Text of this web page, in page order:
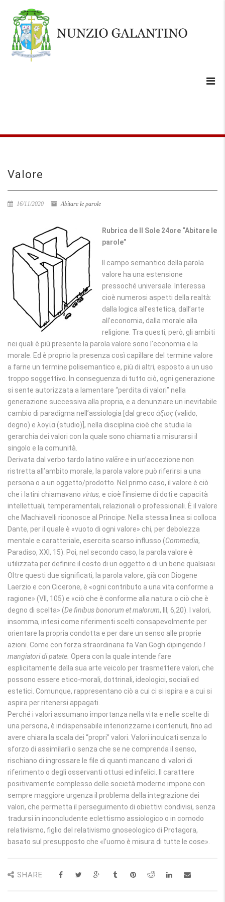
Valore
16/11/2020 Abitare le parole
Rubrica de Il Sole 24ore “Abitare le
parole”
Il campo semantico della parola
valore ha una estensione
pressoché universale. Interessa
cioè numerosi aspetti della realtà:
dalla logica all’estetica, dall’arte
all’economia, dalla morale alla
religione. Tra questi, però, gli ambiti
nei quali è più presente la parola valore sono l’economia e la
morale. Ed è proprio la presenza così capillare del termine valore
a farne un termine polisemantico e, più di altri, esposto a un uso
troppo soggettivo. In conseguenza di tutto ciò, ogni generazione
si sente autorizzata a lamentare “perdita di valori” nella
generazione successiva alla propria, e a denunziare un inevitabile
cambio di paradigma nell’assiologia [dal greco άξιος (valido,
degno) e λογία (studio)], nella disciplina cioè che studia la
gerarchia dei valori con la quale sono chiamati a misurarsi il
singolo e la comunità.
Derivata dal verbo tardo latino valēre e in un’accezione non
ristretta all’ambito morale, la parola valore può riferirsi a una
persona o a un oggetto/prodotto. Nel primo caso, il valore è ciò
che i latini chiamavano virtus, e cioè l’insieme di doti e capacità
intellettuali, temperamentali, relazionali o professionali. È il valore
che Machiavelli riconosce al Principe. Nella stessa linea si colloca
Dante, per il quale è «vuoto di ogni valore» chi, per debolezza
mentale e caratteriale, esercita scarso influsso (Commedia,
Paradiso, XXI, 15). Poi, nel secondo caso, la parola valore è
utilizzata per definire il costo di un oggetto o di un bene qualsiasi.
Oltre questi due significati, la parola valore, già con Diogene
Laerzio e con Cicerone, è «ogni contributo a una vita conforme a
ragione» (VII, 105) e «ciò che è conforme alla natura o ciò che è
degno di scelta» (De finibus bonorum et malorum, III, 6,20). I valori,
insomma, intesi come riferimenti scelti consapevolmente per
orientare la propria condotta e per dare un senso alle proprie
azioni. Come con forza straordinaria fa Van Gogh dipingendo I
mangiatori di patate. Opera con la quale intende fare
esplicitamente della sua arte veicolo per trasmettere valori, che
possono essere etico-morali, dottrinali, ideologici, sociali ed
estetici. Comunque, rappresentano ciò a cui ci si ispira e a cui si
aspira per ritenersi appagati.
Perché i valori assumano importanza nella vita e nelle scelte di
una persona, è indispensabile interiorizzarne i contenuti, fino ad
avere chiara la scala dei “propri” valori. Valori inculcati senza lo
sforzo di assimilarli o senza che se ne comprenda il senso,
rischiano di ingrossare le file di quanti mancano di valori di
riferimento o degli osservanti ottusi ed infelici. Il carattere
positivamente complesso delle società moderne impone con
sempre maggiore urgenza il problema della integrazione dei
valori, che permetta il perseguimento di obiettivi condivisi, senza
tradursi in inconcludente eclettismo assiologico o in comodo
relativismo, figlio del relativismo gnoseologico di Protagora,
basato sul presupposto che «l’uomo è misura di tutte le cose».
SHARE